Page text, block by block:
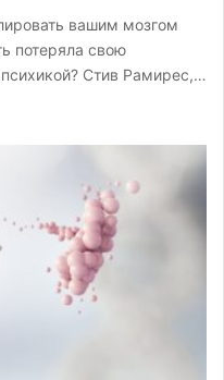
вашим мозгом
потеряла свою
Стив Рамирес,…